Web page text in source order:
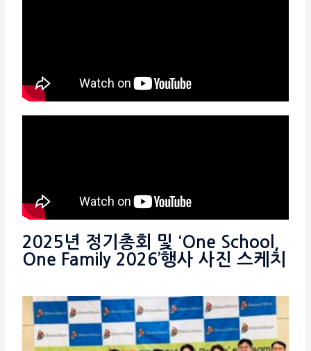
2025년 정기총회 및 ‘One School,
One Family 2026’행사 사진 스케치